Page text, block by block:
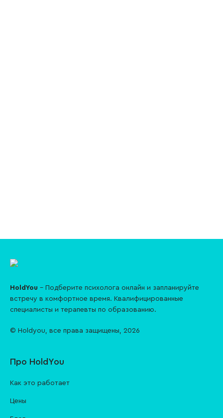
HoldYou – Подберите психолога онлайн и запланируйте
встречу в комфортное время. Квалифицированные
специалисты и терапевты по образованию.
© Holdyou, все права защищены, 2026
Про HoldYou
Как это работает
Цены